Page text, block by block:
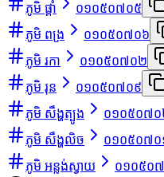
ភូមិ ផ្គាំ
០១០៥០៧០៥
ភូមិ ពង្រ
០១០៥០៧០៦
ភូមិ រកា
០១០៥០៧០២
ភូមិ រុន
០១០៥០៧០៩
ភូមិ សឹង្ហត្បូង
០១០៥០៧០
ភូមិ សឹង្ហលិច
០១០៥០៧០
ភូមិ អន្លង់ស្វាយ
០១០៥០